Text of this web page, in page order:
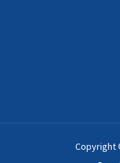
Copyright